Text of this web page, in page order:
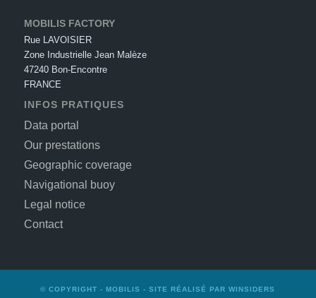
MOBILIS FACTORY
Rue LAVOISIER
Zone Industrielle Jean Malèze
47240 Bon-Encontre
FRANCE
INFOS PRATIQUES
Data portal
Our prestations
Geographic coverage
Navigational buoy
Legal notice
Contact
© COPYRIGHT -MOBILIS - SITE RÉALISÉ PARWINSIDERS